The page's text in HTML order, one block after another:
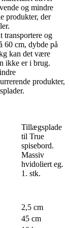
og mindre
produkter, der
transportere og
60 cm, dybde på
kan det være
ikke er i brug.
produkter,
Tillægsplade
til True
spisebord.
Massiv
hvidoliert eg.
1. stk.
2,5 cm
45 cm